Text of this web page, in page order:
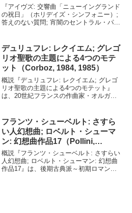
闇のセントラル・パーク
（Thomas, 1986）
『アイヴズ: 交響曲「ニューイングランド
の祝日」（ホリデイズ・シンフォニー）;
答えのない質問; 宵闇のセントラル・パー
どの伝統的な要素を含む音楽で知られる
アメリカ合衆...
デュリュフレ: レクイエム; グレゴ
リオ聖歌の主題による4つのモテ
ット（Corboz, 1984, 1985）
概説『デュリュフレ: レクイエム; グレゴ
リオ聖歌の主題による4つのモテット』
は、20世紀フランスの作曲家・オルガン
題による4つのモテット』を収録したアル
バムである。...
フランツ・シューベルト: さすら
い人幻想曲; ロベルト・シューマ
ン: 幻想曲作品17（Pollini,
1973）
概説『フランツ・シューベルト: さすらい
人幻想曲; ロベルト・シューマン: 幻想曲
作品17』は、後期古典派～初期ロマン派